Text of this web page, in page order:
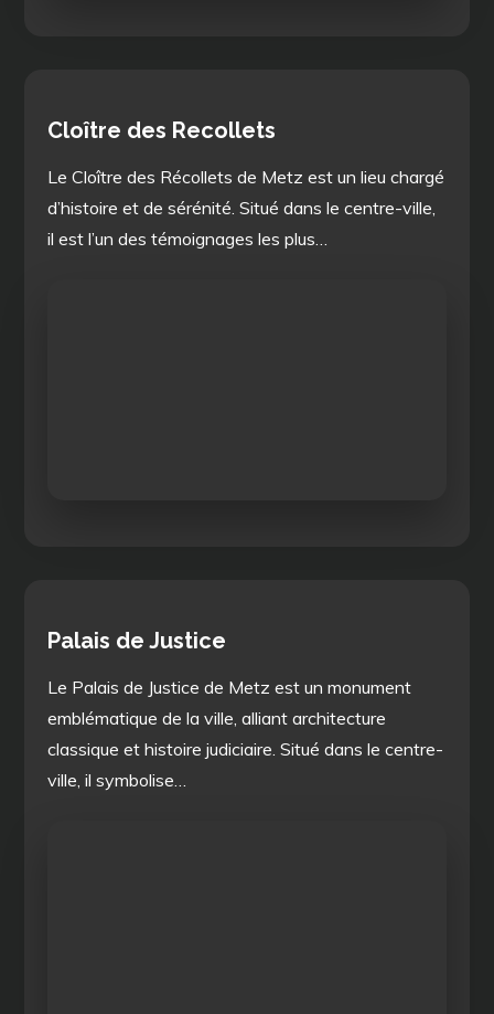
Cloître des Recollets
Le Cloître des Récollets de Metz est un lieu chargé
d’histoire et de sérénité. Situé dans le centre-ville,
il est l’un des témoignages les plus…
Palais de Justice
Le Palais de Justice de Metz est un monument
emblématique de la ville, alliant architecture
classique et histoire judiciaire. Situé dans le centre-
ville, il symbolise…